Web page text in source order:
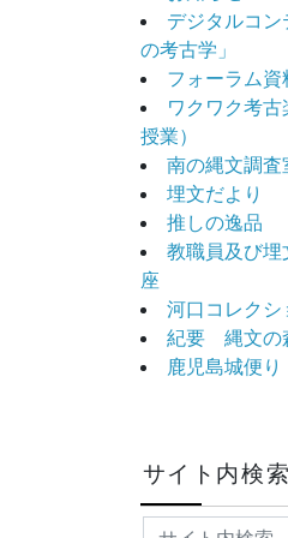
デジタルコン
の考古学」
フォーラム資
ワクワク考
授業）
南の縄文調査
埋文だより
推しの逸品
教職員及び埋
座
河口コレクシ
紀要 縄文の
鹿児島城便り
サイト内検索